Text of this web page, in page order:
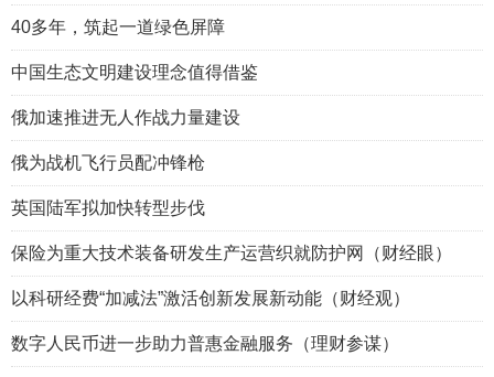
40多年，筑起一道绿色屏障
中国生态文明建设理念值得借鉴
俄加速推进无人作战力量建设
俄为战机飞行员配冲锋枪
英国陆军拟加快转型步伐
保险为重大技术装备研发生产运营织就防护网（财经眼）
以科研经费“加减法”激活创新发展新动能（财经观）
数字人民币进一步助力普惠金融服务（理财参谋）